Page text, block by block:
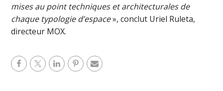
mises au point techniques et architecturales de
chaque typologie d’espace», conclut Uriel Ruleta,
directeur MOX.